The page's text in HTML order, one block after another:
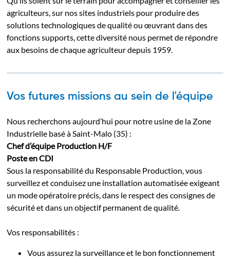
agriculteurs, sur nos sites industriels pour produire des
solutions technologiques de qualité ou œuvrant dans des
fonctions supports, cette diversité nous permet de répondre
aux besoins de chaque agriculteur depuis 1959.
Vos futures missions au sein de l'équipe
Nous recherchons aujourd’hui pour notre usine de la Zone
Industrielle basé à Saint-Malo (35) :
Chef d’équipe Production H/F
Poste en CDI
Sous la responsabilité du Responsable Production, vous
surveillez et conduisez une installation automatisée exigeant
un mode opératoire précis, dans le respect des consignes de
sécurité et dans un objectif permanent de qualité.
Vos responsabilités :
Vous assurez la surveillance et le bon fonctionnement